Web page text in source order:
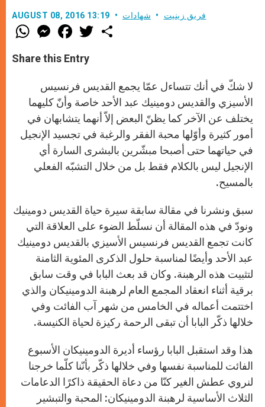
AUGUST 08, 2016 13:19 فريق زينيت شهادات
W
h
t
s
M
e
s
e
e
r
F
a
e
b
o
k
w
Share this Entry
لا شكّ في أنك تتساءل عمّا يجمع القديس فرنسيس
الأسيزي والقديس دومينيك عبد الأحد خاصة وأنّ كليهما
يختلف عن الآخر كما يظنّ البعض إلاّ أنهما يتشابهان في
أمور كثيرة وأوّلها محبة الفقر والرغبة في تجسيد الإنجيل
في حياتهما حتى أصبحا مبشّرين بالبشرى السارة أي
الإنجيل ليس بالكلام فقط بل من خلال التشبّه الفعلي
بالمسيح.
سبق ونشرنا في مقالة سابقة سيرة حياة القديس دومينيك
ونودّ في هذه المقالة أن نسلّط الضوء على العلاقة التي
كانت تجمع القديس فرنسيس الأسيزي بالقديس دومينيك
عبد الأحد وأيضًا لمناسبة حلول الذكرى المئوية الثامنة
لتثبيت هذه الرهبنة. وكان قد بعث البابا في وقت سابق
برقية أثناء انعقاد المجمع العام لرهبنة الدومينيكان والذي
اختتمت أعماله في الخامس من شهر آب الفائت وفي
خلالها ذكّر البابا أن تبقى الرحمة ركيزة لحياة الكنيسة.
هذا وقد استقبل البابا رؤساء أديرة الدومينيكان الأسبوع
الفائت للمناسبة نفسها وفي خلالها ذكّر بأنّنا كلّما خرجنا
لنروي عطش الغير كنّا من دعاة الحقيقة ذاكرًا الدعامات
الثلاث الأساسية لرهبنة الدومينيكان: المحبة والتبشير